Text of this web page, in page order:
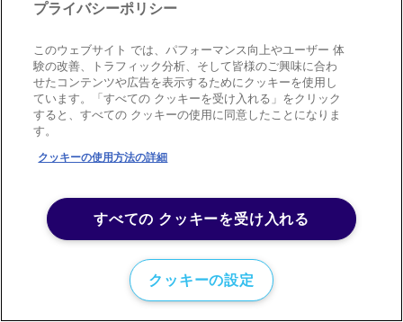
© 2026 アーガス・メディア・グループ
Privacy policy TrademarkCopyright policyTerms of use
Modern slavery statementCareersContact usSupport
プライバシーポリシー
このウェブサイト では、パフォーマンス向上やユーザー 体
験の改善、トラフィック分析、そして皆様のご興味に合わ
せたコンテンツや広告を表示するためにクッキーを使用し
ています。「すべての クッキーを受け入れる」をクリック
すると、すべての クッキーの使用に同意したことになりま
す。
クッキーの使用方法の詳細
すべての クッキーを受け入れる
クッキーの設定